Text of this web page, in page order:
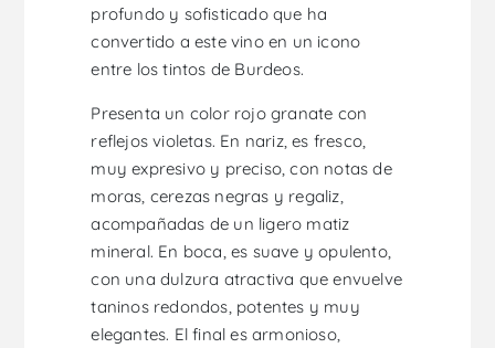
profundo y sofisticado que ha
convertido a este vino en un icono
entre los tintos de Burdeos.
Presenta un color rojo granate con
reflejos violetas. En nariz, es fresco,
muy expresivo y preciso, con notas de
moras, cerezas negras y regaliz,
acompañadas de un ligero matiz
mineral. En boca, es suave y opulento,
con una dulzura atractiva que envuelve
taninos redondos, potentes y muy
elegantes. El final es armonioso,